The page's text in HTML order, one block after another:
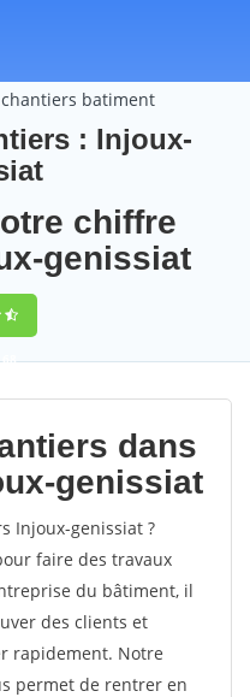
batiment
: Injoux-
chiffre
genissiat
68
dans
genissiat
Injoux-genissiat ?
faire des travaux
du bâtiment, il
des clients et
rapidement. Notre
permet de rentrer en